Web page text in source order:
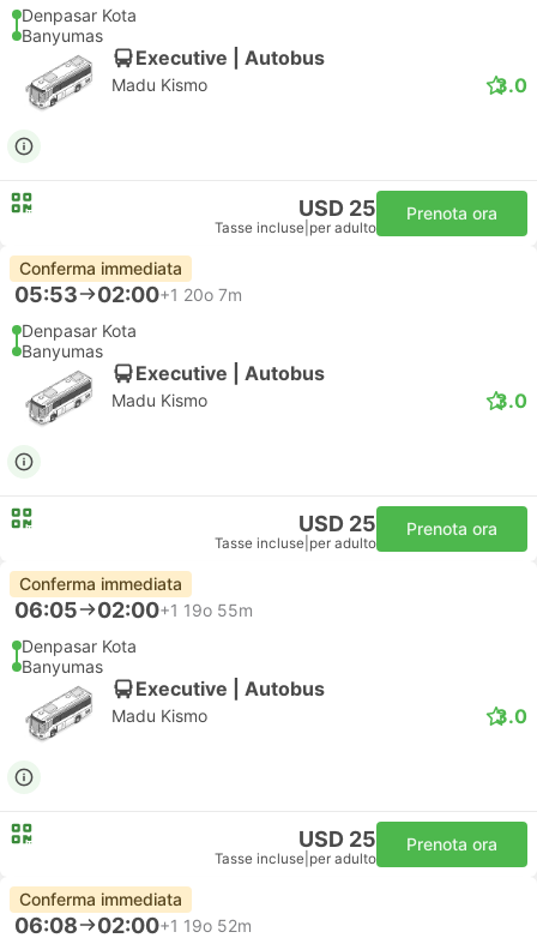
Denpasar Kota
Banyumas
Executive | Autobus
Madu Kismo 3.0
USD 25
Tasse incluse per adulto
Prenota ora
Conferma immediata
05:53 02:00+1 20o 7m
Denpasar Kota
Banyumas
Executive | Autobus
Madu Kismo 3.0
USD 25
Tasse incluse per adulto
Prenota ora
Conferma immediata
06:05 02:00+1 19o 55m
Denpasar Kota
Banyumas
Executive | Autobus
Madu Kismo 3.0
USD 25
Tasse incluse per adulto
Prenota ora
Conferma immediata
06:08 02:00+1 19o 52m